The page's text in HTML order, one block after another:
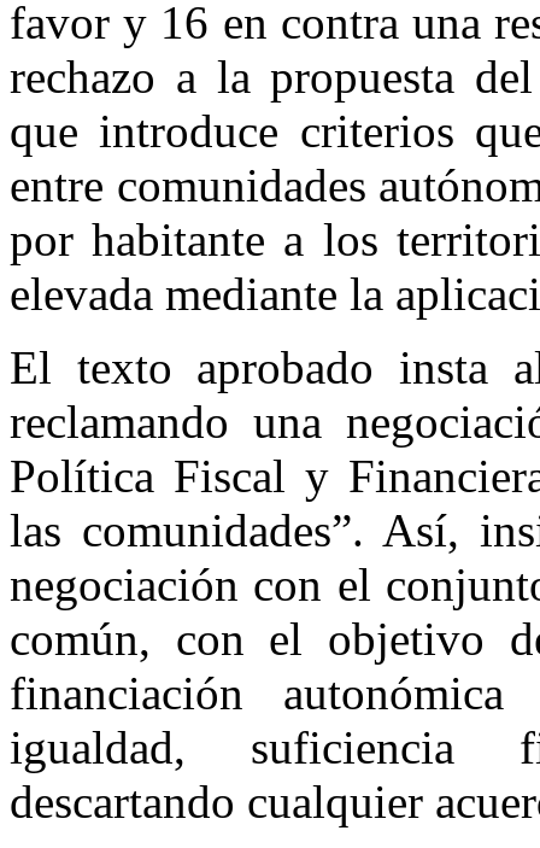
favor y 16 en contra una
rechazo a la propuesta
que introduce criterios
entre comunidades
por habitante a los
elevada mediante la
El texto aprobado insta
reclamando una
Política Fiscal y
las comunidades”. Así,
negociación con el
común, con el objetivo
financiación
igualdad, suficiencia
descartando cualquier